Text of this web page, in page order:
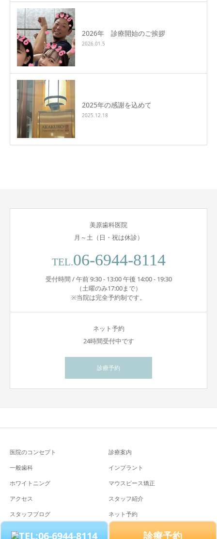
診療予約
2026年 診療開始のご挨拶
2026.01.5
2025年の感謝を込めて
2025.12.18
美原歯科医院
月～土（日・祝は休診）
TEL.06-6944-8114
受付時間 / 午前 9:30 - 13:00 午後 14:00 - 19:30
（土曜のみ17:00まで）
※当院は完全予約制です。
ネット予約
24時間受付中です
診療予約
医院のコンセプト
診療案内
一般歯科
インプラント
ホワイトニング
マウスピース矯正
アクセス
スタッフ紹介
スタッフブログ
ネット予約